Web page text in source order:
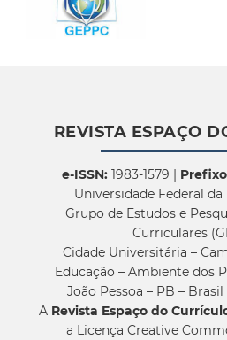
REVISTA ESPAÇO
e-ISSN:1983-1579 |
Universidade Federal da
Grupo de Estudos e
Curriculares
Cidade Universitária –
Educação – Ambiente dos
João Pessoa – PB – Brasil
A Revista Espaço do
a Licença Creative